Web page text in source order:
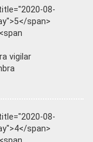
08-
span>
vigilar
08-
span>